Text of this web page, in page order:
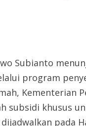
Subianto
program
Kementerian
subsidi khusus
pada